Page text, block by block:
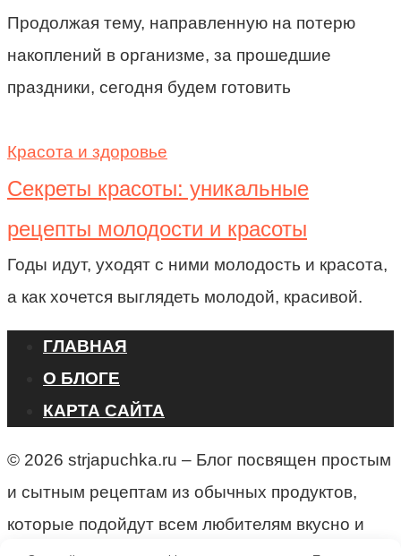
Продолжая тему, направленную на потерю
накоплений в организме, за прошедшие
праздники, сегодня будем готовить
Красота и здоровье
Секреты красоты: уникальные
рецепты молодости и красоты
Годы идут, уходят с ними молодость и красота,
а как хочется выглядеть молодой, красивой.
ГЛАВНАЯ
О БЛОГЕ
КАРТА САЙТА
© 2026 strjapuchka.ru – Блог посвящен простым
и сытным рецептам из обычных продуктов,
которые подойдут всем любителям вкусно и